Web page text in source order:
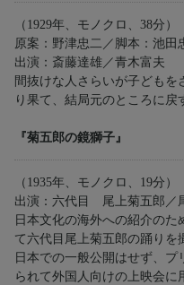
（1929年、モノクロ、38分）
原案：野津忠二／脚本：池田
出演：斎藤達雄／青木富夫
間抜けな人さらいが子どもを
り果て、結局元のところに戻
『菊五郎の鏡獅子』
（1935年、モノクロ、19
出演：六代目 尾上菊五郎／
日本文化の海外への紹介の
て六代目尾上菊五郎の踊りを
日本での一般公開はせず、
られて外国人向けの上映会に